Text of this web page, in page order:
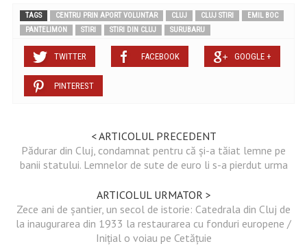
TAGS CENTRU PRIN APORT VOLUNTAR CLUJ CLUJ STIRI
EMIL BOC
PANTELIMON
STIRI STIRI DIN CLUJ SURUBARU
TWITTER FACEBOOK GOOGLE +
PINTEREST
< ARTICOLUL PRECEDENT
Pădurar din Cluj, condamnat pentru că și-a tăiat lemne pe
banii statului. Lemnelor de sute de euro li s-a pierdut urma
ARTICOLUL URMATOR >
Zece ani de șantier, un secol de istorie: Catedrala din Cluj de
la inaugurarea din 1933 la restaurarea cu fonduri europene /
Inițial o voiau pe Cetățuie